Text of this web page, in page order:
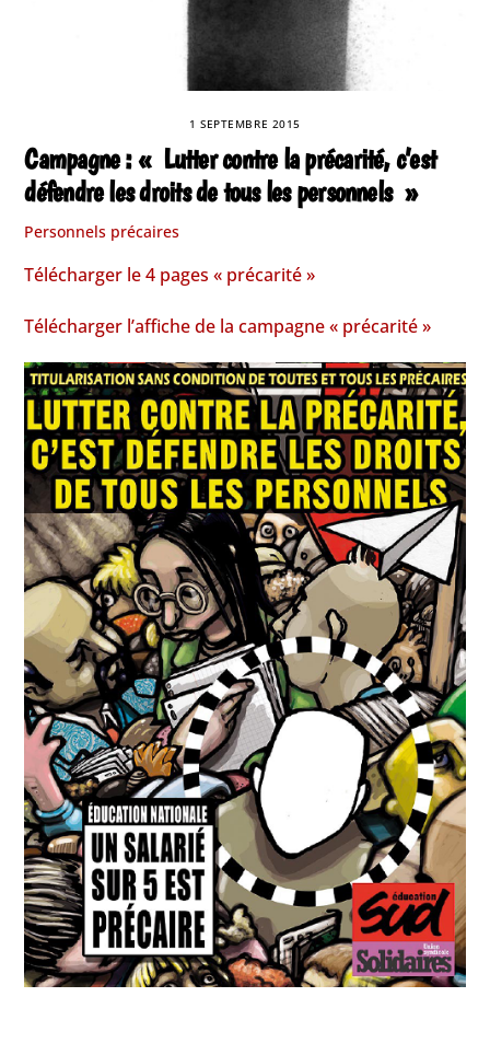
1 SEPTEMBRE 2015
Campagne : « Lutter contre la précarité, c’est
défendre les droits de tous les personnels »
Personnels précaires
Télécharger le 4 pages « précarité »
Télécharger l’affiche de la campagne « précarité »